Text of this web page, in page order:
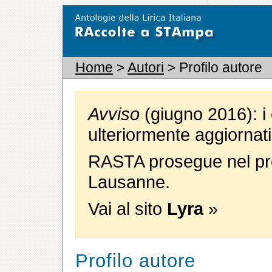
Home >Autori > Profilo autore
Avviso (giugno 2016):
ulteriormente
RASTA prosegue nel
Lausanne.
Vai al sito Lyra»
Profilo autore